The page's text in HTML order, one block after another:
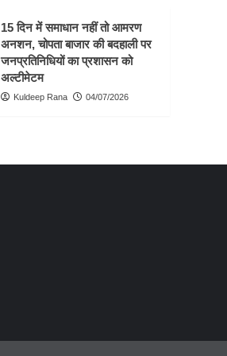
15 दिन में समाधान नहीं तो आमरण
अनशन, चोपता बाजार की बदहाली पर
जनप्रतिनिधियों का प्रशासन को
अल्टीमेटम
Kuldeep Rana 04/07/2026